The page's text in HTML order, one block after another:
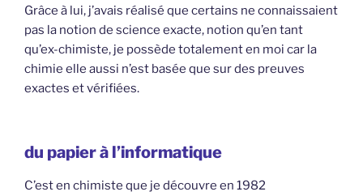
Grâce à lui, j’avais réalisé que certains ne connaissaient
pas la notion de science exacte, notion qu’en tant
qu’ex-chimiste, je possède totalement en moi car la
chimie elle aussi n’est basée que sur des preuves
exactes et vérifiées.
du papier à l’informatique
C’est en chimiste que je découvre en 1982